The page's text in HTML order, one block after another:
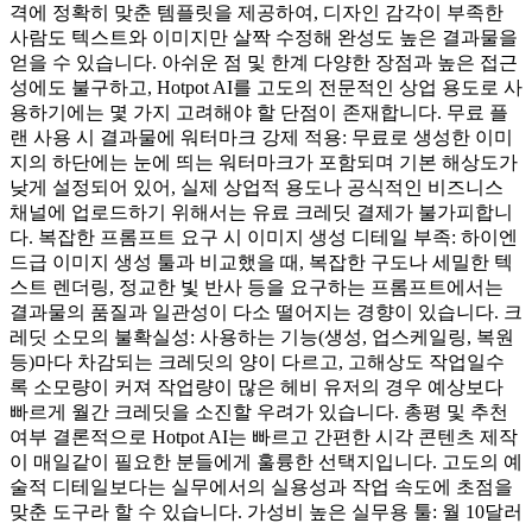
격에 정확히 맞춘 템플릿을 제공하여, 디자인 감각이 부족한
사람도 텍스트와 이미지만 살짝 수정해 완성도 높은 결과물을
얻을 수 있습니다. 아쉬운 점 및 한계 다양한 장점과 높은 접근
성에도 불구하고, Hotpot AI를 고도의 전문적인 상업 용도로 사
용하기에는 몇 가지 고려해야 할 단점이 존재합니다. 무료 플
랜 사용 시 결과물에 워터마크 강제 적용: 무료로 생성한 이미
지의 하단에는 눈에 띄는 워터마크가 포함되며 기본 해상도가
낮게 설정되어 있어, 실제 상업적 용도나 공식적인 비즈니스
채널에 업로드하기 위해서는 유료 크레딧 결제가 불가피합니
다. 복잡한 프롬프트 요구 시 이미지 생성 디테일 부족: 하이엔
드급 이미지 생성 툴과 비교했을 때, 복잡한 구도나 세밀한 텍
스트 렌더링, 정교한 빛 반사 등을 요구하는 프롬프트에서는
결과물의 품질과 일관성이 다소 떨어지는 경향이 있습니다. 크
레딧 소모의 불확실성: 사용하는 기능(생성, 업스케일링, 복원
등)마다 차감되는 크레딧의 양이 다르고, 고해상도 작업일수
록 소모량이 커져 작업량이 많은 헤비 유저의 경우 예상보다
빠르게 월간 크레딧을 소진할 우려가 있습니다. 총평 및 추천
여부 결론적으로 Hotpot AI는 빠르고 간편한 시각 콘텐츠 제작
이 매일같이 필요한 분들에게 훌륭한 선택지입니다. 고도의 예
술적 디테일보다는 실무에서의 실용성과 작업 속도에 초점을
맞춘 도구라 할 수 있습니다. 가성비 높은 실무용 툴: 월 10달러